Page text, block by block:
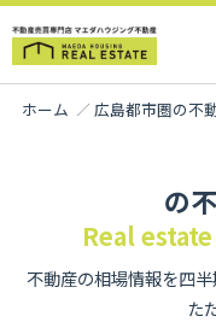
ホーム 広島都市圏の不
の
Real
不動産の相場情報を四
た